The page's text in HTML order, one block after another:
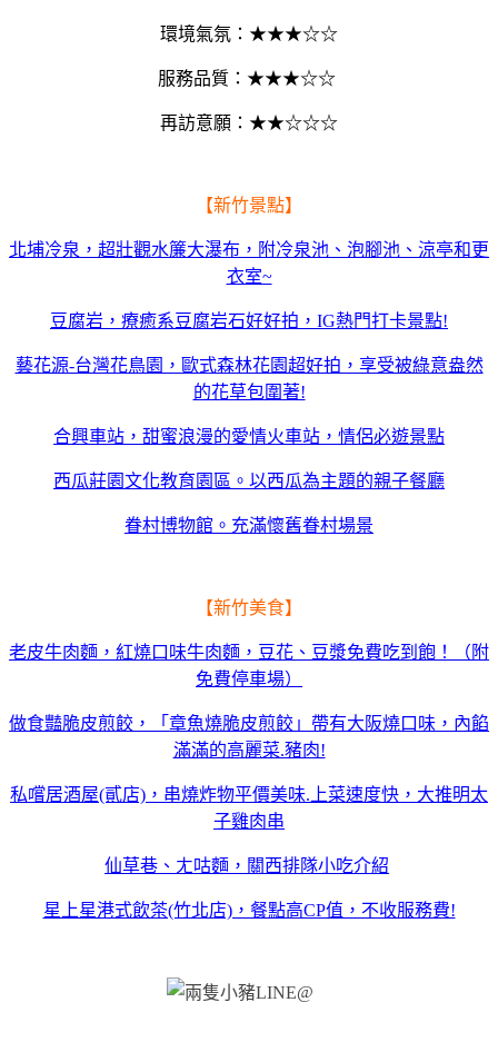
環境氣氛： ★★★☆☆
服務品質： ★★★☆☆
再訪意願： ★★☆☆☆
【新竹景點】
北埔冷泉，超壯觀水簾大瀑布，附冷泉池、泡腳池、涼亭和更
衣室~
豆腐岩，療癒系豆腐岩石好好拍，IG熱門打卡景點!
藝花源-台灣花鳥園，歐式森林花園超好拍，享受被綠意盎然
的花草包圍著!
合興車站，甜蜜浪漫的愛情火車站，情侶必遊景點
西瓜莊園文化教育園區。以西瓜為主題的親子餐廳
眷村博物館。充滿懷舊眷村場景
【新竹美食】
老皮牛肉麵，紅燒口味牛肉麵，豆花、豆漿免費吃到飽！（附
免費停車場）
做食豔脆皮煎餃，「章魚燒脆皮煎餃」帶有大阪燒口味，內餡
滿滿的高麗菜.豬肉!
私嚐居酒屋(貳店)，串燒炸物平價美味.上菜速度快，大推明太
子雞肉串
仙草巷、ㄤ咕麵，關西排隊小吃介紹
星上星港式飲茶(竹北店)，餐點高CP值，不收服務費!